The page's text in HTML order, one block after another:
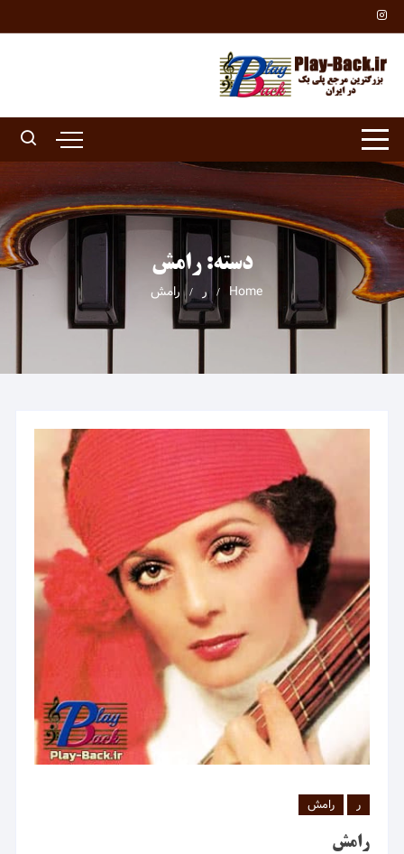
Skip
to
content
دسته:رامش
Home ر رامش
ر رامش
رامش